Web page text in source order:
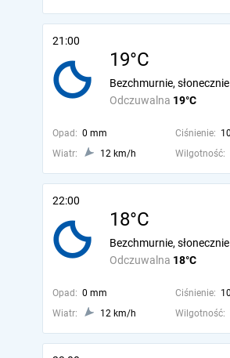
21:00
19°C
Odczuwalna 19°C
Bezchmurnie, słonecznie
Opad: 0 mm Ciśnienie:
Wiatr:
12 km/h Wilgotność:
22:00
18°C
Odczuwalna 18°C
Bezchmurnie, słonecznie
Opad: 0 mm Ciśnienie:
Wiatr:
12 km/h Wilgotność: